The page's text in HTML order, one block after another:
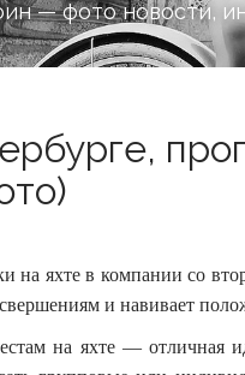
— фото новости,
на яхте в компании со
и навивает
на яхте — отличная